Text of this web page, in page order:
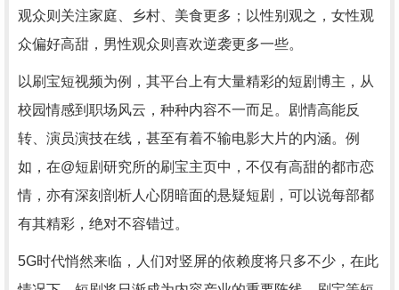
观众则关注家庭、乡村、美食更多；以性别观之，女性观
众偏好高甜，男性观众则喜欢逆袭更多一些。
以刷宝短视频为例，其平台上有大量精彩的短剧博主，从
校园情感到职场风云，种种内容不一而足。剧情高能反
转、演员演技在线，甚至有着不输电影大片的内涵。例
如，在@短剧研究所的刷宝主页中，不仅有高甜的都市恋
情，亦有深刻剖析人心阴暗面的悬疑短剧，可以说每部都
有其精彩，绝对不容错过。
5G时代悄然来临，人们对竖屏的依赖度将只多不少，在此